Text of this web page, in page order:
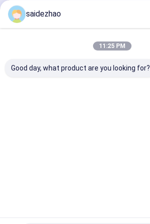
এক্রাইলিক সিএনসি মেশিন
পিসিডি কাটার সরঞ্জাম
Chamfer মিলিং কাটার
saidezhao
11:25 PM
Good day, what product are you looking for?